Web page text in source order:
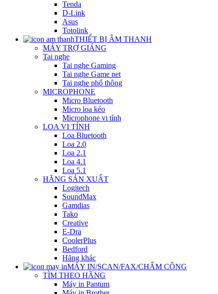
Tenda
D-Link
Asus
Totolink
THIẾT BỊ ÂM THANH
MÁY TRỢ GIẢNG
Tai nghe
Tai nghe Gaming
Tai nghe Game net
Tai nghe phổ thông
MICROPHONE
Micro Bluetooth
Micro loa kéo
Microphone vi tính
LOA VI TÍNH
Loa Bluetooth
Loa 2.0
Loa 2.1
Loa 4.1
Loa 5.1
HÃNG SẢN XUẤT
Logitech
SoundMax
Gamdias
Tako
Creative
E-Dra
CoolerPlus
Bedford
Hãng khác
MÁY IN/SCAN/FAX/CHẤM CÔNG
TÌM THEO HÃNG
Máy in Pantum